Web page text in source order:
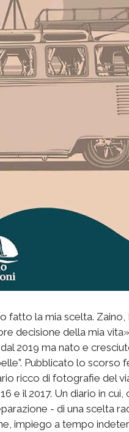
fatto la mia scelta.
decisione della mia
2019 ma nato e
Pubblicato lo scorso
ricco di fotografie del
e il 2017. Un diario in
- di una scelta
impiego a tempo